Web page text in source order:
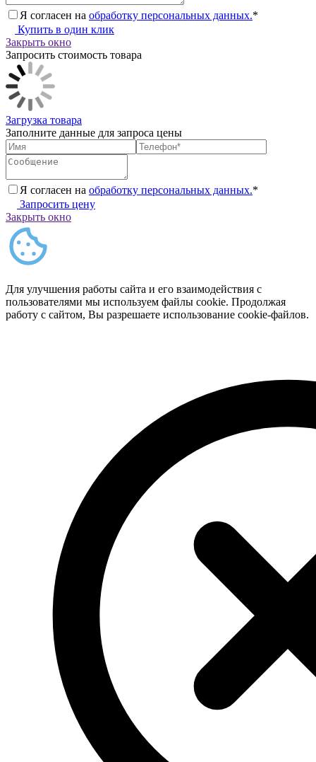
Я согласен на обработку персональных данных.*
Купить в один клик
Закрыть окно
Запросить стоимость товара
Загрузка товара
Заполните данные для запроса цены
Я согласен на обработку персональных данных.*
Запросить цену
Закрыть окно
Для улучшения работы сайта и его взаимодействия с
пользователями мы используем файлы cookie. Продолжая
работу с сайтом, Вы разрешаете использование cookie-файлов.